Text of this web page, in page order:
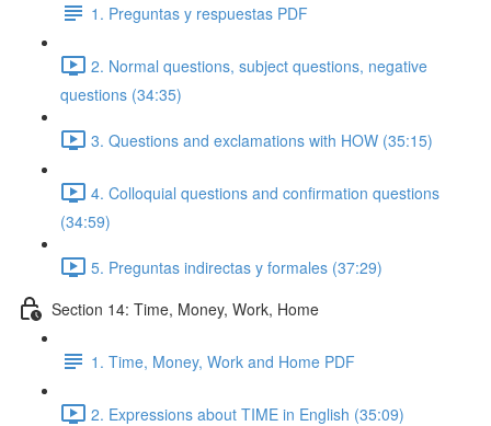
1. Preguntas y respuestas PDF
2. Normal questions, subject questions, negative
questions (34:35)
3. Questions and exclamations with HOW (35:15)
4. Colloquial questions and confirmation questions
(34:59)
5. Preguntas indirectas y formales (37:29)
Section 14: Time, Money, Work, Home
1. Time, Money, Work and Home PDF
2. Expressions about TIME in English (35:09)